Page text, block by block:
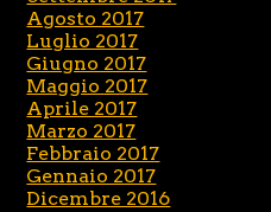
Agosto 2017
Luglio 2017
Giugno 2017
Maggio 2017
Aprile 2017
Marzo 2017
Febbraio 2017
Gennaio 2017
Dicembre 2016